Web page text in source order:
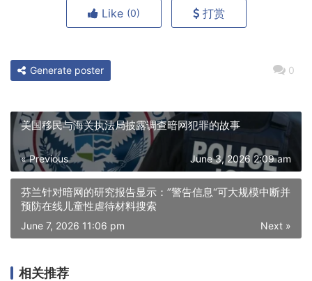
Like (0) 打赏
0
Generate poster
美国移民与海关执法局披露调查暗网犯罪的故事
« Previous June 3, 2026 2:09 am
芬兰针对暗网的研究报告显示：”警告信息“可大规模中断并
预防在线儿童性虐待材料搜索
Next »
June 7, 2026 11:06 pm
相关推荐